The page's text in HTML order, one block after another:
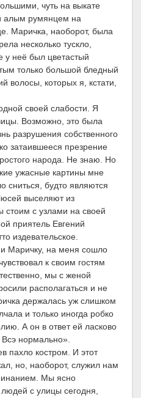
чуть на выкате
алым румянцем на
Маричка, наоборот, была
несколько тускло,
у неё был цветастый
только большой бледный
волосы, которых я, кстати,
своей слабости. Я
Возможно, это была
разрушения собственного
затаившееся презрение
народа. Не знаю. Но
ужасные картины мне
сниться, будто являются
выселяют из
стоим с узлами на своей
приятель Евгений
издевательское.
Маричку, на меня сошло
к своим гостям
мы с женой
располагаться и не
держалась уж слишком
и только иногда робко
А он в ответ ей ласково
Всэ нормально».
пахло костром. И этот
но, наоборот, служил нам
Мы ясно
с улицы сегодня,